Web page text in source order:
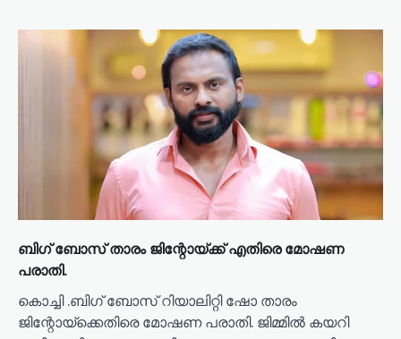
ബിഗ് ബോസ് താരം ജിന്റോയ്ക്ക് എതിരെ മോഷണ
പരാതി.
കൊച്ചി .ബിഗ് ബോസ് റിയാലിറ്റി ഷോ താരം
ജിന്റോയ്ക്കെതിരെ മോഷണ പരാതി. ജിമ്മിൽ കയറി